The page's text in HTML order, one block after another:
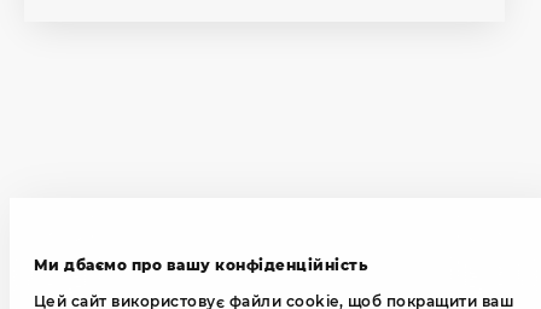
Ми дбаємо про вашу конфіденційність
Цей сайт використовує файли cookie, щоб покращити ваш